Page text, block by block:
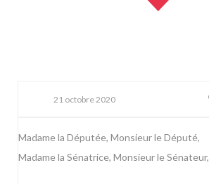
21 octobre 2020
Madame la Députée, Monsieur le Député,
Madame la Sénatrice, Monsieur le Sénateur,